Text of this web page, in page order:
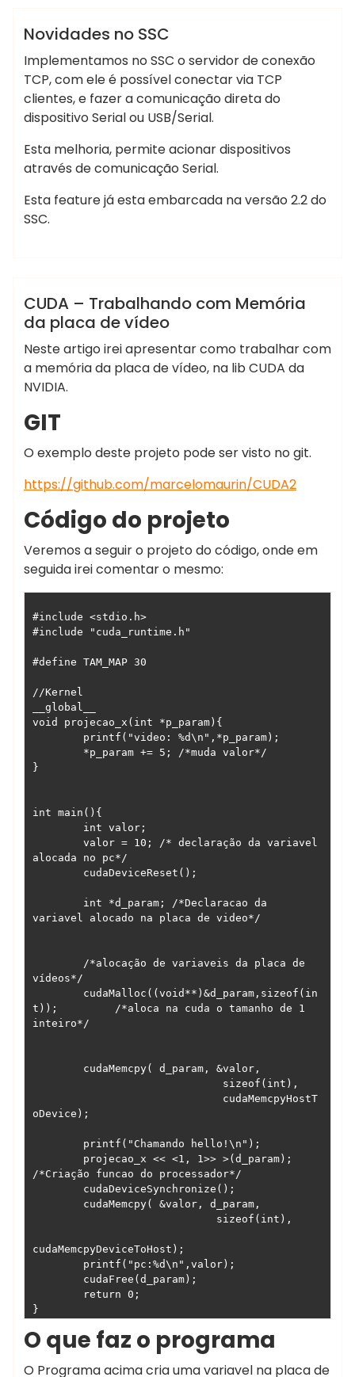
SSC
Novidades no SSC
Implementamos no SSC o servidor de conexão
TCP, com ele é possível conectar via TCP
clientes, e fazer a comunicação direta do
dispositivo Serial ou USB/Serial.
Esta melhoria, permite acionar dispositivos
através de comunicação Serial.
Esta feature já esta embarcada na versão 2.2 do
SSC.
C/C++ CUDA IA
CUDA – Trabalhando com Memória
da placa de vídeo
Neste artigo irei apresentar como trabalhar com
a memória da placa de vídeo, na lib CUDA da
NVIDIA.
GIT
O exemplo deste projeto pode ser visto no git.
https://github.com/marcelomaurin/CUDA2
Código do projeto
Veremos a seguir o projeto do código, onde em
seguida irei comentar o mesmo:
#include <stdio.h>
#include "cuda_runtime.h"
#define TAM_MAP 30
//Kernel
__global__
void projecao_x(int *p_param){
}
int main(){
alocada no pc*/
variavel alocado na placa de video*/
vídeos*/
t));         /*aloca na cuda o tamanho de 1
inteiro*/
oDevice);
/*Criação funcao do processador*/
cudaMemcpyDeviceToHost);
}
O que faz o programa
O Programa acima cria uma variavel na placa de